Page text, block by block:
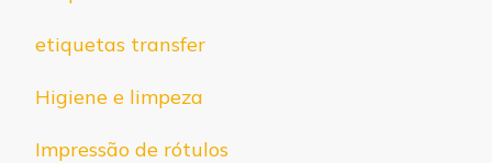
etiquetas transfer
Higiene e limpeza
Impressão de rótulos